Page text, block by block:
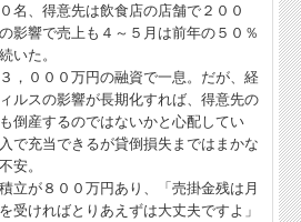
名、得意先は飲食店の店舗で２００
影響で売上も４～５月は前年の５０％
いた。
，０００万円の融資で一息。だが、経
ルスの影響が長期化すれば、得意先の
倒産するのではないかと心配してい
で充当できるが貸倒損失まではまかな
安。
立が８００万円あり、「売掛金残は月
受ければとりあえずは大丈夫ですよ」